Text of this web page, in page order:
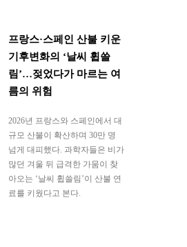
프랑스·스페인 산불 키운
기후변화의 ‘날씨 휩쓸
림’…젖었다가 마르는 여
름의 위험
2026년 프랑스와 스페인에서 대
규모 산불이 확산하며 30만 명
넘게 대피했다. 과학자들은 비가
많던 겨울 뒤 급격한 가뭄이 찾
아오는 ‘날씨 휩쓸림’이 산불 연
료를 키웠다고 본다.